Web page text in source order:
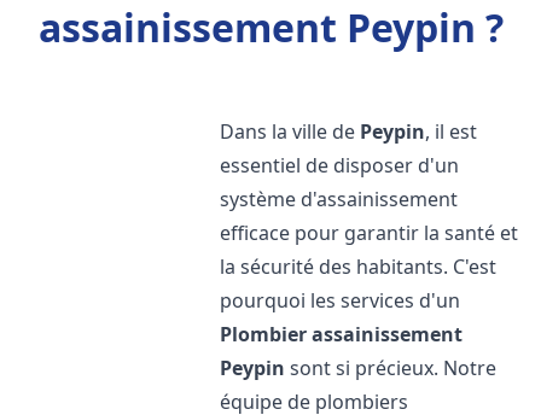
assainissement Peypin ?
Dans la ville de Peypin, il est
essentiel de disposer d'un
système d'assainissement
efficace pour garantir la santé et
la sécurité des habitants. C'est
pourquoi les services d'un
Plombier assainissement
Peypin sont si précieux. Notre
équipe de plombiers